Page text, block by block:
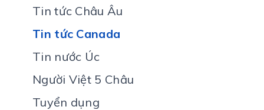
Tin tức Châu Âu
Tin tức Canada
Tin nước Úc
Người Việt 5 Châu
Tuyển dụng